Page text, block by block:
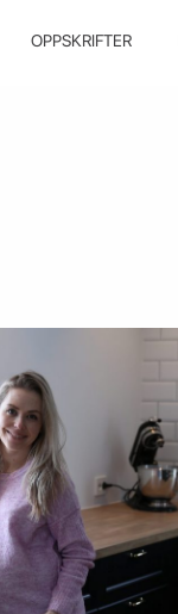
OPPSKRIFTER